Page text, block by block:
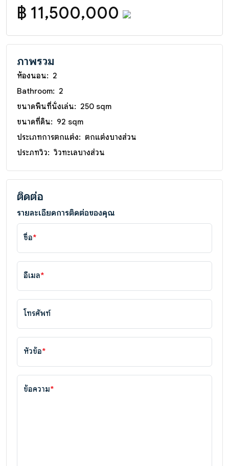
฿ 11,500,000
ภาพรวม
ห้องนอน: 2
Bathroom: 2
ขนาดพื้นที่นั่งเล่น: 250 sqm
ขนาดที่ดิน: 92 sqm
ประเภทการตกแต่ง: ตกแต่งบางส่วน
ประภทวิว: วิวทะเลบางส่วน
ติดต่อ
รายละเอียดการติดต่อของคุณ
ชื่อ*
อีเมล*
โทรศัพท์
หัวข้อ*
ข้อความ*